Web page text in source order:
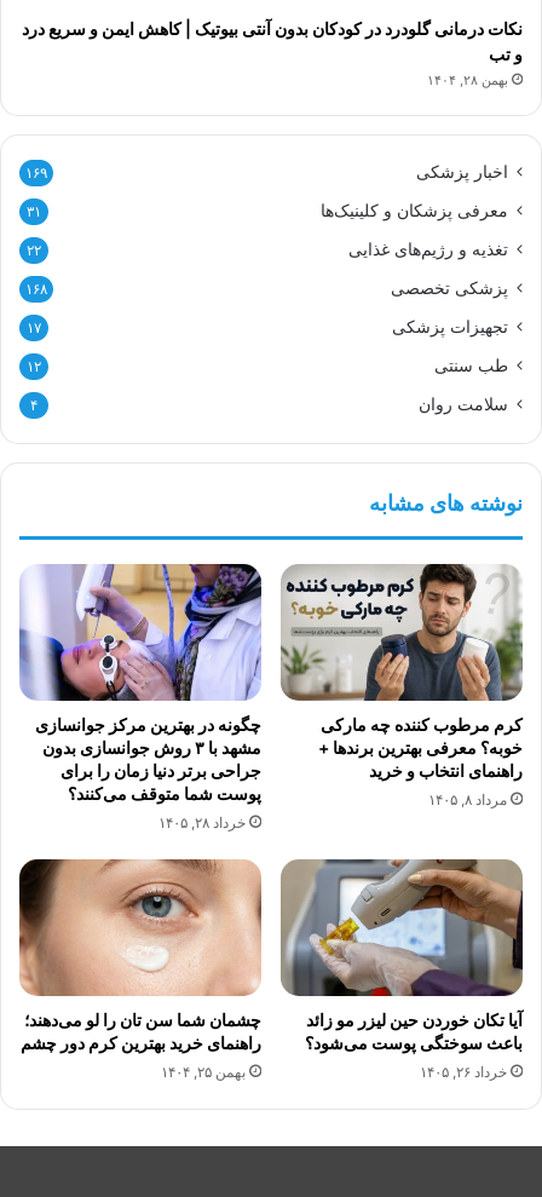
نکات درمانی گلودرد در کودکان بدون آنتی بیوتیک | کاهش ایمن و سریع درد
و تب
بهمن ۲۸, ۱۴۰۴
اخبار پزشکی ۱۶۹
معرفی پزشکان و کلینیک‌ها ۳۱
تغذیه و رژیم‌های غذایی ۲۲
پزشکی تخصصی ۱۶۸
تجهیزات پزشکی ۱۷
طب سنتی ۱۲
سلامت روان ۴
نوشته های مشابه
کرم مرطوب کننده چه مارکی
خوبه؟ معرفی بهترین برندها +
راهنمای انتخاب و خرید
مرداد ۸, ۱۴۰۵
چگونه در بهترین مرکز جوانسازی
مشهد با ۳ روش جوانسازی بدون
جراحی برتر دنیا زمان را برای
پوست شما متوقف می‌کنند؟
خرداد ۲۸, ۱۴۰۵
آیا تکان خوردن حین لیزر مو زائد
باعث سوختگی پوست می‌شود؟
خرداد ۲۶, ۱۴۰۵
چشمان شما سن تان را لو می‌دهند؛
راهنمای خرید بهترین کرم دور چشم
بهمن ۲۵, ۱۴۰۴